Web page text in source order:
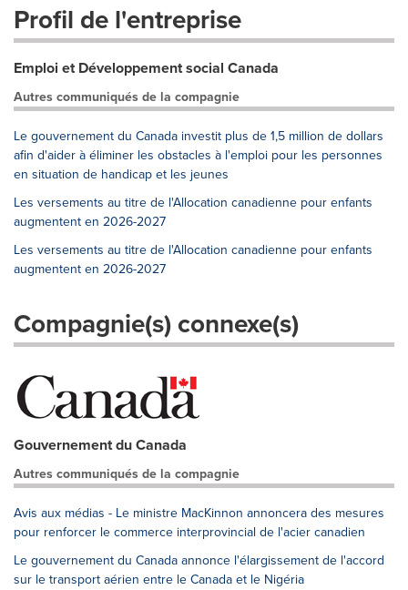
Profil de l'entreprise
Emploi et Développement social Canada
Autres communiqués de la compagnie
Le gouvernement du Canada investit plus de 1,5 million de dollars
afin d'aider à éliminer les obstacles à l'emploi pour les personnes
en situation de handicap et les jeunes
Les versements au titre de l'Allocation canadienne pour enfants
augmentent en 2026-2027
Les versements au titre de l'Allocation canadienne pour enfants
augmentent en 2026-2027
Compagnie(s) connexe(s)
Gouvernement du Canada
Autres communiqués de la compagnie
Avis aux médias - Le ministre MacKinnon annoncera des mesures
pour renforcer le commerce interprovincial de l'acier canadien
Le gouvernement du Canada annonce l'élargissement de l'accord
sur le transport aérien entre le Canada et le Nigéria